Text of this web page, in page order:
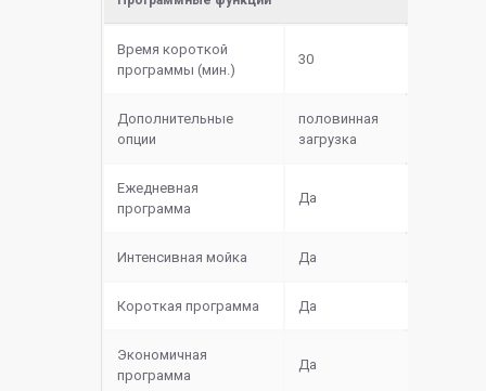
Время короткой
программы (мин.)
30
Дополнительные
опции
половинная
загрузка
Ежедневная
программа
Да
Интенсивная мойка Да
Короткая программа Да
Экономичная
программа
Да